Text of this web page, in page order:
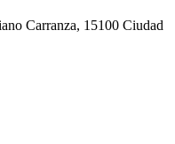
Carranza, 15100 Ciudad